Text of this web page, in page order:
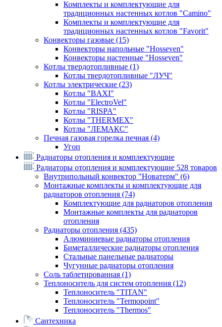
Комплекты и комплектующие для
традиционных настенных котлов "Camino"
Комплекты и комплектующие для
традиционных настенных котлов "Favorit"
Конвекторы газовые (15)
Конвекторы напольные "Hosseven"
Конвекторы настенные "Hosseven"
Котлы твердотопливные (1)
Котлы твердотопливные "ЛУЧ"
Котлы электрические (23)
Котлы "BAXI"
Котлы "ElectroVel"
Котлы "RISPA"
Котлы "THERMEX"
Котлы "ЛЕМАКС"
Печная газовая горелка печная (4)
Угоп
Радиаторы отопления и комплектующие
Радиаторы отопления и комплектующие 528 товаров
Внутрипольный конвектор "Новатерм" (6)
Монтажные комплекты и комплектующие для
радиаторов отопления (74)
Комплектующие для радиаторов отопления
Монтажные комплекты для радиаторов
отопления
Радиаторы отопления (435)
Алюминиевые радиаторы отопления
Биметаллические радиаторы отопления
Стальные панельные радиаторы
Чугунные радиаторы отопления
Соль таблетированная (1)
Теплоноситель для систем отопления (12)
Теплоноситель "TITAN"
Теплоноситель "Termopoint"
Теплоноситель "Thermos"
Сантехника